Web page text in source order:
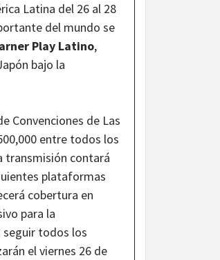
Latina del 26 al 28
del mundo se
Play Latino,
bajo la
Convenciones de Las
entre todos los
transmisión contará
plataformas
cobertura en
para la
todos los
el viernes 26 de